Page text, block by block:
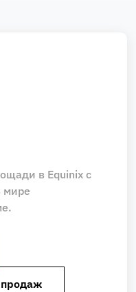
в Equinix с
мире
продаж